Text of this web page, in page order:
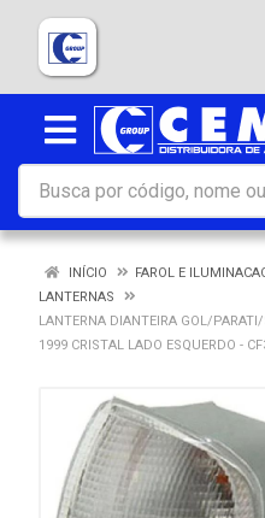
INÍCIO
FAROL E
LANTERNAS
LANTERNA DIANTEIRA GOL/
1999 CRISTAL LADO ESQUERDO -